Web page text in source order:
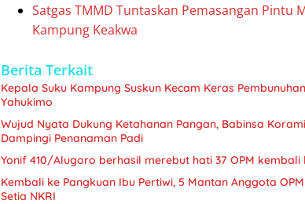
Satgas TMMD Tuntaskan Pemasangan Pintu
Kampung Keakwa
Berita Terkait
Kepala Suku Kampung Suskun Kecam Keras
Yahukimo
Wujud Nyata Dukung Ketahanan Pangan, Babinsa
Dampingi Penanaman Padi
Yonif 410/Alugoro berhasil merebut hati 37 OPM kembali
Kembali ke Pangkuan Ibu Pertiwi, 5 Mantan Anggota
Setia NKRI